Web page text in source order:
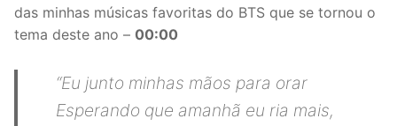
das minhas músicas favoritas do BTS que se tornou o
tema deste ano – 00:00
“Eu junto minhas mãos para orar
Esperando que amanhã eu ria mais,